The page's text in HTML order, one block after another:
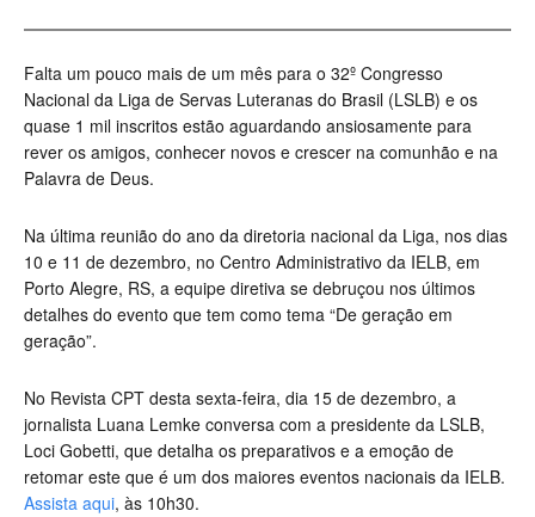
Falta um pouco mais de um mês para o 32º Congresso
Nacional da Liga de Servas Luteranas do Brasil (LSLB) e os
quase 1 mil inscritos estão aguardando ansiosamente para
rever os amigos, conhecer novos e crescer na comunhão e na
Palavra de Deus.
Na última reunião do ano da diretoria nacional da Liga, nos dias
10 e 11 de dezembro, no Centro Administrativo da IELB, em
Porto Alegre, RS, a equipe diretiva se debruçou nos últimos
detalhes do evento que tem como tema “De geração em
geração”.
No Revista CPT desta sexta-feira, dia 15 de dezembro, a
jornalista Luana Lemke conversa com a presidente da LSLB,
Loci Gobetti, que detalha os preparativos e a emoção de
retomar este que é um dos maiores eventos nacionais da IELB.
Assista aqui, às 10h30.